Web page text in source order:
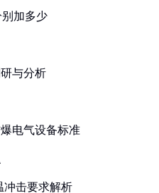
别加多少
与分析
电气设备标准
冲击要求解析